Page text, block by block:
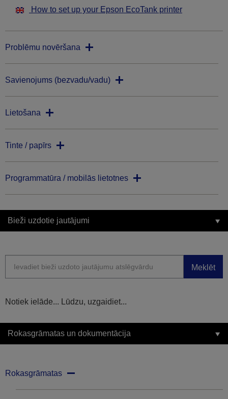
How to set up your Epson EcoTank printer
Problēmu novēršana
Savienojums (bezvadu/vadu)
Lietošana
Tinte / papīrs
Programmatūra / mobilās lietotnes
Bieži uzdotie jautājumi
Meklēt
Notiek ielāde... Lūdzu, uzgaidiet...
Rokasgrāmatas un dokumentācija
Rokasgrāmatas